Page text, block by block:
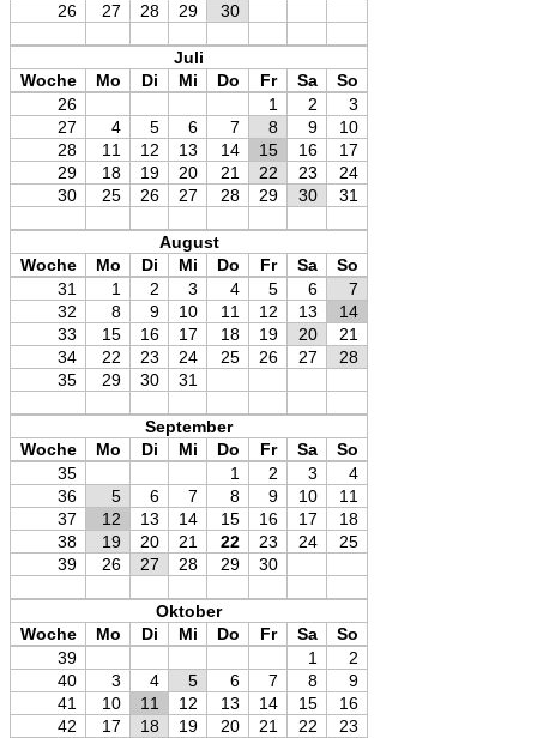
26
27 28 29 30
Juli
Woche
Mo Di Mi Do Fr Sa
So
26
1 2
3
27
4 5 6 7 8 9
10
28
11 12 13 14 15 16
17
29
18 19 20 21 22 23
24
30
25 26 27 28 29 30 31
August
Woche
Mo Di Mi Do Fr Sa
So
31
1 2 3 4 5 6
7
32
8 9 10 11 12 13
14
33
15 16 17 18 19 20
21
34
22 23 24 25 26 27
28
35
29 30 31
September
Woche
Mo Di Mi Do Fr Sa
So
35
1 2 3
4
36
5 6 7 8 9 10
11
37
12 13 14 15 16 17
18
38
19 20 21 22 23 24
25
39
26 27 28 29 30
Oktober
Woche
Mo Di Mi Do Fr Sa
So
39
1
2
40
3 4 5 6 7 8
9
41
10 11 12 13 14 15
16
42
17 18 19 20 21 22
23